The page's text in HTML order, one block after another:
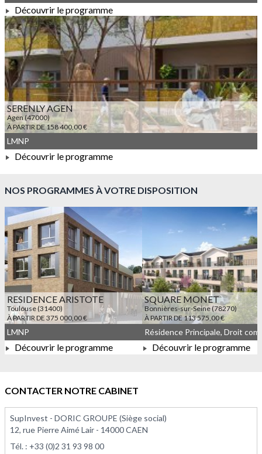
À PARTIR DE 78 600,00 €
Découvrir le programme
SERENLY AGEN
Agen (47000)
À PARTIR DE 158 400,00 €
À PARTIR DE 158 400,00 €
LMNP
Découvrir le programme
NOS PROGRAMMES À VOTRE DISPOSITION
RESIDENCE ARISTOTE
Toulouse (31400)
À PARTIR DE 375 000,00 €
À PARTIR DE 375 000,00 €
LMNP
Découvrir le programme
SQUARE MONET
Bonnières-sur-Seine (78270)
À PARTIR DE 113 575,00 €
Découvrir le programme
CONTACTER NOTRE CABINET
SupInvest - DORIC GROUPE (Siège social)
12, rue Pierre Aimé Lair - 14000 CAEN
Tél. : +33 (0)2 31 93 98 00